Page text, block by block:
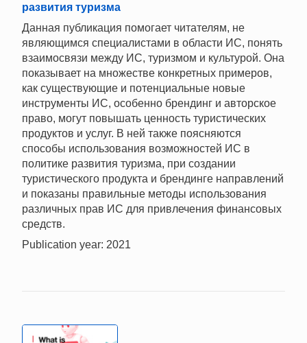
развития туризма
Данная публикация помогает читателям, не
являющимся специалистами в области ИС, понять
взаимосвязи между ИС, туризмом и культурой. Она
показывает на множестве конкретных примеров,
как существующие и потенциальные новые
инструменты ИС, особенно брендинг и авторское
право, могут повышать ценность туристических
продуктов и услуг. В ней также поясняются
способы использования возможностей ИС в
политике развития туризма, при создании
туристического продукта и брендинге направлений
и показаны правильные методы использования
различных прав ИС для привлечения финансовых
средств.
Publication year: 2021